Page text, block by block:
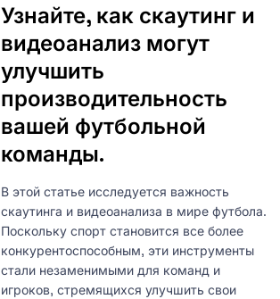
Узнайте, как скаутинг и
видеоанализ могут
улучшить
производительность
вашей футбольной
команды.
В этой статье исследуется важность
скаутинга и видеоанализа в мире футбола.
Поскольку спорт становится все более
конкурентоспособным, эти инструменты
стали незаменимыми для команд и
игроков, стремящихся улучшить свои